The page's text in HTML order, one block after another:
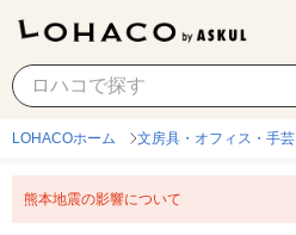
LOHACOホーム 文房具・オフィス・手芸
熊本地震の影響について